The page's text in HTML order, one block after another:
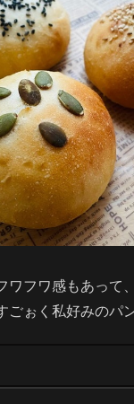
ワフワ感もあって
ごぉく私好みのパ